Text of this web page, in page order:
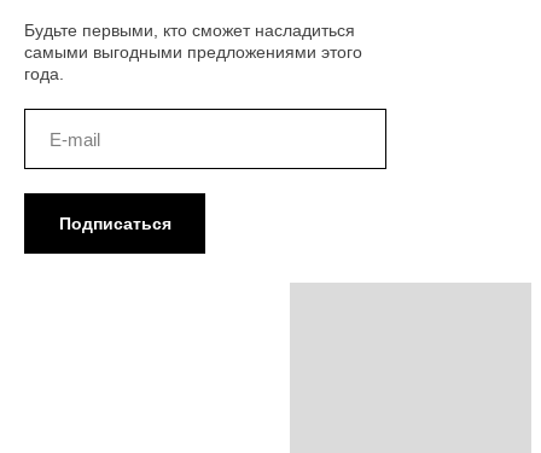
Подписаться
Будьте первыми, кто сможет насладиться
самыми выгодными предложениями этого
года.